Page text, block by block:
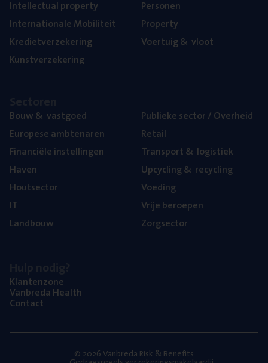
Intel­lec­tu­al property
Inter­na­ti­o­na­le Mobiliteit
Kre­diet­ver­ze­ke­ring
Kunst­ver­ze­ke­ring
Per­so­nen
Pro­per­ty
Voer­tuig& vloot
Bouw& vastgoed
Euro­pe­se ambtenaren
Finan­ci­ë­le instellingen
Haven
Hout­sec­tor
IT
Land­bouw
Publie­ke sec­tor / Overheid
Retail
Trans­port& logistiek
Upcy­cling& recycling
Voe­ding
Vrije beroe­pen
Zorg­sec­tor
Klan­ten­zo­ne
Van­b­re­da Health
Con­tact
© 2026 Vanbreda Risk & Benefits